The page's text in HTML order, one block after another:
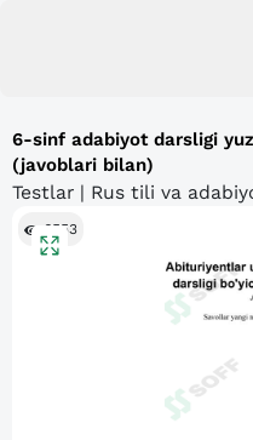
6-sinf adabiyot darsligi
(javoblari bilan)
Testlar | Rus tili va
6553